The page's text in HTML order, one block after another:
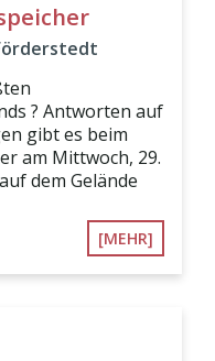
? Antworten auf
gibt es beim
am Mittwoch, 29.
dem Gelände
[MEHR]